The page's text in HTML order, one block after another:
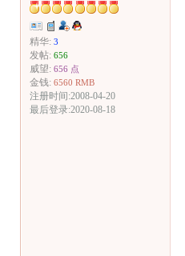
精华: 3
发帖: 656
威望: 656 点
金钱: 6560 RMB
注册时间:2008-04-20
最后登录:2020-08-18